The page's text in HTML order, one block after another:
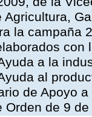
la campaña
a la
al
de Apoyo
Orden de 9